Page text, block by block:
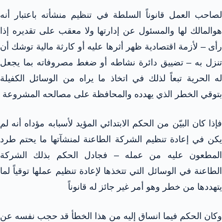
لصاحب العمل قانوناً السلطة في تنظيم منشأته باعتبار أنه
هوالمالك لها والمسئول عن إدارتها ولا معقب على تقديره إذا
رأى – لأزمة اقتصادية ظهر أثرها عليه أو كارثة مالية توشك أن
تنزل به – تضييق دائرة نشاطه أو ضغط مصروفاته بما يجعل
له الحرية تبعاً لذلك في اتخاذ ما يراه من الوسائل الكفيلة
بتوقي الخطر الذي يهدده والمحافظة على مصالحه المشروعة
فإذا كان البيّن من الحكم الابتدائي المؤيد لأسبابه مؤداه أنه لم
يكن في إعادة تنظيم الشركة الطاعنة لمنشآتها ما يحتم طرد
المطعون عليه من عمله – فجادل الحكم بذلك الشركة
الطاعنة في الوسائل التي تتخذها لإعادة تنظيم عملها توقياً لما
يتهددها من خطر وهو أمر غير جائز له قانوناً
وكان الحكم فيما انساق إليه من هذا الخطأ قد حجب نفسه عن